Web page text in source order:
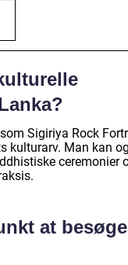
Sigiriya Rock
kulturarv. Man kan
ceremonier
at besøge